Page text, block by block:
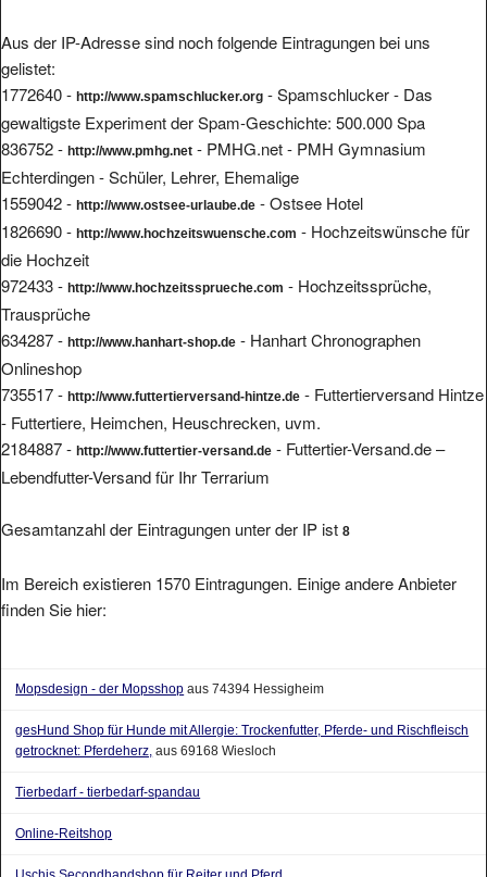
Aus der IP-Adresse sind noch folgende Eintragungen bei uns
gelistet:
1772640 - http://www.spamschlucker.org - Spamschlucker - Das
gewaltigste Experiment der Spam-Geschichte: 500.000 Spa
836752 - http://www.pmhg.net - PMHG.net - PMH Gymnasium
Echterdingen - Schüler, Lehrer, Ehemalige
1559042 - http://www.ostsee-urlaube.de - Ostsee Hotel
1826690 - http://www.hochzeitswuensche.com - Hochzeitswünsche für
die Hochzeit
972433 - http://www.hochzeitssprueche.com - Hochzeitssprüche,
Trausprüche
634287 - http://www.hanhart-shop.de - Hanhart Chronographen
Onlineshop
735517 - http://www.futtertierversand-hintze.de - Futtertierversand Hintze
- Futtertiere, Heimchen, Heuschrecken, uvm.
2184887 - http://www.futtertier-versand.de - Futtertier-Versand.de –
Lebendfutter-Versand für Ihr Terrarium
Gesamtanzahl der Eintragungen unter der IP ist 8
Im Bereich existieren 1570 Eintragungen. Einige andere Anbieter
finden Sie hier:
Mopsdesign - der Mopsshop aus 74394 Hessigheim
gesHund Shop für Hunde mit Allergie: Trockenfutter, Pferde- und Rischfleisch
getrocknet: Pferdeherz, aus 69168 Wiesloch
Tierbedarf - tierbedarf-spandau
Online-Reitshop